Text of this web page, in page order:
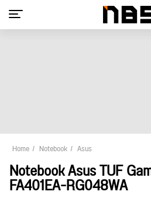
Home Notebook Asus
Notebook Asus TUF
FA401EA-RG048WA